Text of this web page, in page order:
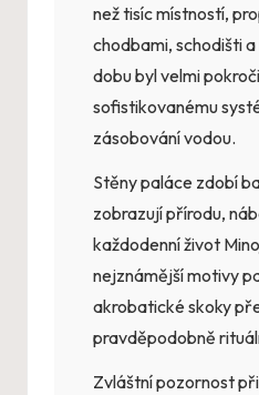
než tisíc místností,
chodbami, schodišti
dobu byl velmi
sofistikovanému
zásobování vodou.
Stěny paláce zdobí
zobrazují přírodu,
každodenní život
nejznámější motivy
akrobatické skoky
pravděpodobně
Zvláštní pozornost